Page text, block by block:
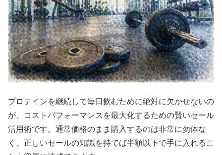
プロテインを継続して毎日飲むために絶対に欠かせないの
が、コストパフォーマンスを最大化するための賢いセール
活用術です。通常価格のまま購入するのは非常に勿体な
く、正しいセールの知識を持てば半額以下で手に入れるこ